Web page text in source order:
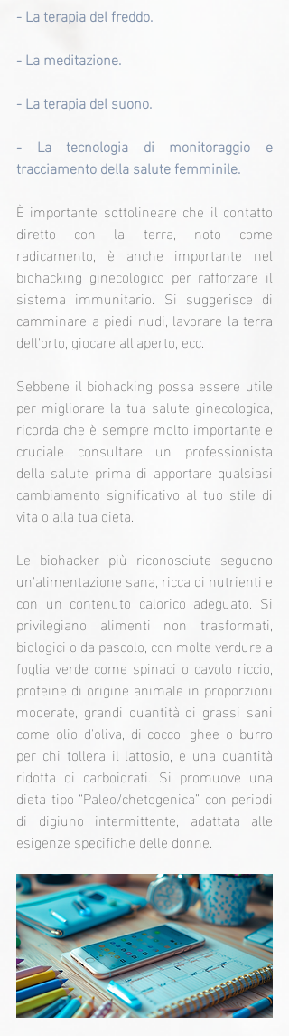
- La terapia del freddo.
- La meditazione.
- La terapia del suono.
- La tecnologia di monitoraggio e
tracciamento della salute femminile.
È importante sottolineare che il contatto
diretto con la terra, noto come
radicamento, è anche importante nel
biohacking ginecologico per rafforzare il
sistema immunitario. Si suggerisce di
camminare a piedi nudi, lavorare la terra
dell'orto, giocare all'aperto, ecc.
Sebbene il biohacking possa essere utile
per migliorare la tua salute ginecologica,
ricorda che è sempre molto importante e
cruciale consultare un professionista
della salute prima di apportare qualsiasi
cambiamento significativo al tuo stile di
vita o alla tua dieta.
Le biohacker più riconosciute seguono
un'alimentazione sana, ricca di nutrienti e
con un contenuto calorico adeguato. Si
privilegiano alimenti non trasformati,
biologici o da pascolo, con molte verdure a
foglia verde come spinaci o cavolo riccio,
proteine di origine animale in proporzioni
moderate, grandi quantità di grassi sani
come olio d'oliva, di cocco, ghee o burro
per chi tollera il lattosio, e una quantità
ridotta di carboidrati. Si promuove una
dieta tipo “Paleo/chetogenica” con periodi
di digiuno intermittente, adattata alle
esigenze specifiche delle donne.